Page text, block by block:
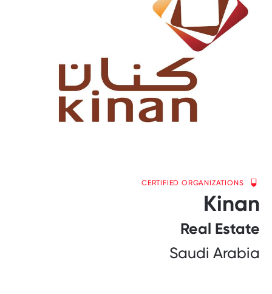
CERTIFIED ORGANIZATIONS
Kinan
Real Estate
Saudi Arabia